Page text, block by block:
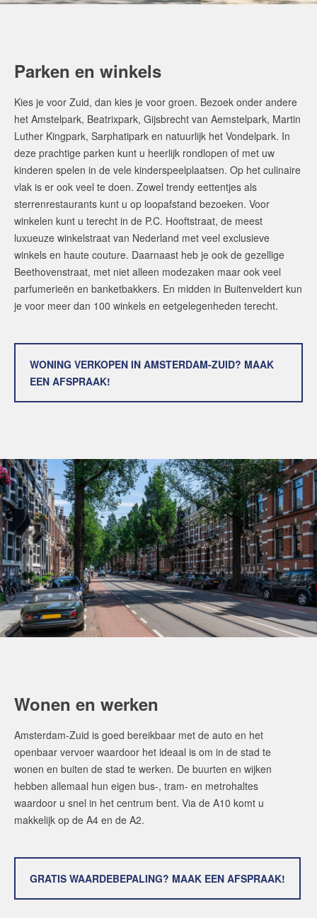
Parken en winkels
Kies je voor Zuid, dan kies je voor groen. Bezoek onder andere
het Amstelpark, Beatrixpark, Gijsbrecht van Aemstelpark, Martin
Luther Kingpark, Sarphatipark en natuurlijk het Vondelpark. In
deze prachtige parken kunt u heerlijk rondlopen of met uw
kinderen spelen in de vele kinderspeelplaatsen. Op het culinaire
vlak is er ook veel te doen. Zowel trendy eettentjes als
sterrenrestaurants kunt u op loopafstand bezoeken. Voor
winkelen kunt u terecht in de P.C. Hooftstraat, de meest
luxueuze winkelstraat van Nederland met veel exclusieve
winkels en haute couture. Daarnaast heb je ook de gezellige
Beethovenstraat, met niet alleen modezaken maar ook veel
parfumerieën en banketbakkers. En midden in Buitenveldert kun
je voor meer dan 100 winkels en eetgelegenheden terecht.
WONING VERKOPEN IN AMSTERDAM-ZUID? MAAK
EEN AFSPRAAK!
Wonen en werken
Amsterdam-Zuid is goed bereikbaar met de auto en het
openbaar vervoer waardoor het ideaal is om in de stad te
wonen en buiten de stad te werken. De buurten en wijken
hebben allemaal hun eigen bus-, tram- en metrohaltes
waardoor u snel in het centrum bent. Via de A10 komt u
makkelijk op de A4 en de A2.
GRATIS WAARDEBEPALING? MAAK EEN AFSPRAAK!